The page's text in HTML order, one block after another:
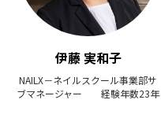
伊藤 実和子
NAILX－ネイルスクール事業部サ
ブマネージャー 経験年数23年